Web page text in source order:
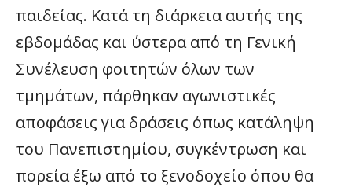
παιδείας. Κατά τη διάρκεια αυτής της
εβδομάδας και ύστερα από τη Γενική
Συνέλευση φοιτητών όλων των
τμημάτων, πάρθηκαν αγωνιστικές
αποφάσεις για δράσεις όπως κατάληψη
του Πανεπιστημίου, συγκέντρωση και
πορεία έξω από το ξενοδοχείο όπου θα